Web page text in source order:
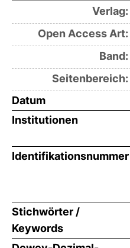
Verlag:
Open Access Art:
Band:
Seitenbereich:
Datum
Institutionen
Identifikationsnummer
Stichwörter /
Keywords